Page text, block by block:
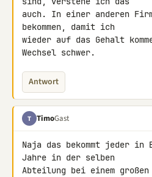
auch. In einer anderen
bekommen, damit ich
wieder auf das Gehalt
Wechsel schwer.
Antwort
T TimoGast
Naja das bekommt jeder in
Jahre in der selben
Abteilung bei einem